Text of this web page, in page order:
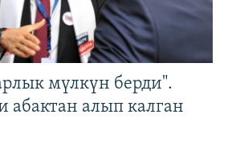
мүлкүн берди".
абактан алып калган